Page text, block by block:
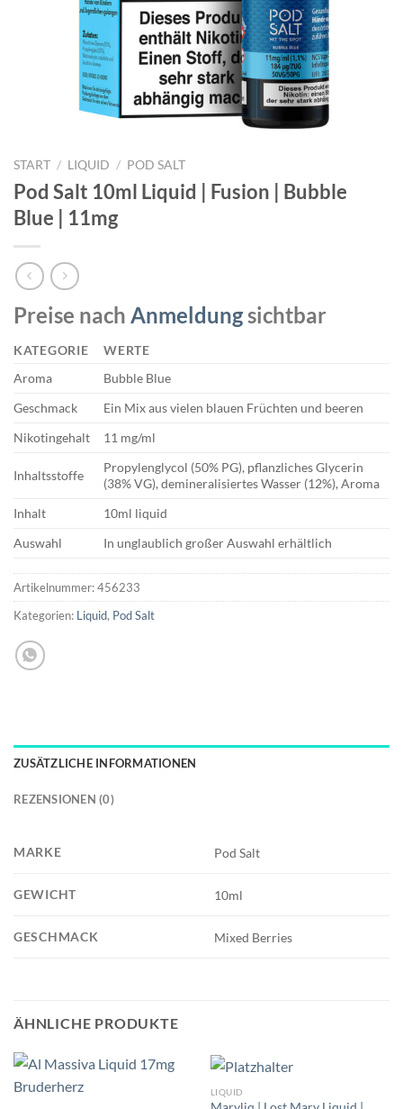
START / LIQUID / POD SALT
Pod Salt 10ml Liquid | Fusion | Bubble
Blue | 11mg
Preise nach Anmeldungsichtbar
KATEGORIE
WERTE
Aroma
Bubble Blue
Geschmack
Ein Mix aus vielen blauen Früchten und beeren
Nikotingehalt
11 mg/ml
Inhaltsstoffe
Propylenglycol (50% PG), pflanzliches Glycerin
(38% VG), demineralisiertes Wasser (12%), Aroma
Inhalt
10ml liquid
Auswahl
In unglaublich großer Auswahl erhältlich
Artikelnummer:456233
Kategorien: Liquid, Pod Salt
ZUSÄTZLICHE INFORMATIONEN
REZENSIONEN (0)
MARKE Pod Salt
GEWICHT 10ml
GESCHMACK Mixed Berries
ÄHNLICHE PRODUKTE
LIQUID